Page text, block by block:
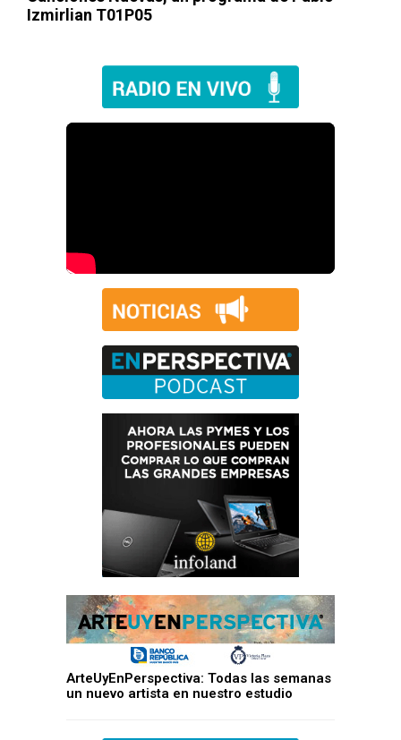
Izmirlian T01P05
ArteUyEnPerspectiva: Todas las semanas
un nuevo artista en nuestro estudio